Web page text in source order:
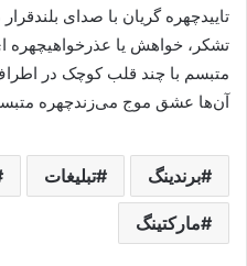
تاییدچهره گریان با صدای
تشکر، خواهش یا
متبسم با چند قلب کوچک در
آن‌ها عشق موج می‌زندچهره
برندینگ تبلیغات
مارکتینگ